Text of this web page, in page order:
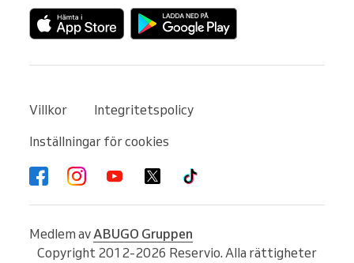
Villkor
Integritetspolicy
Inställningar för cookies
Medlem avABUGO Gruppen
Copyright 2012-2026 Reservio. Alla rättigheter